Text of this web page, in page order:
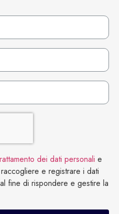
dei dati personali e
e registrare i dati
fine di rispondere e gestire la